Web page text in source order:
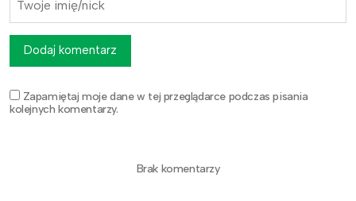
Zapamiętaj moje dane w tej przeglądarce podczas pisania
kolejnych komentarzy.
Dodaj komentarz
Brak komentarzy